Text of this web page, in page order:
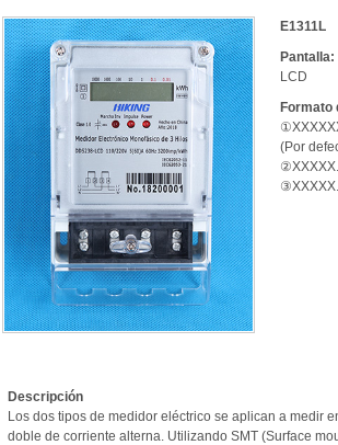
E1311L
Pantalla:
LCD
Formato
(Por
Descripción
Los dos tipos de medidor eléctrico se aplican a medir
doble de corriente alterna. Utilizando SMT (Surface